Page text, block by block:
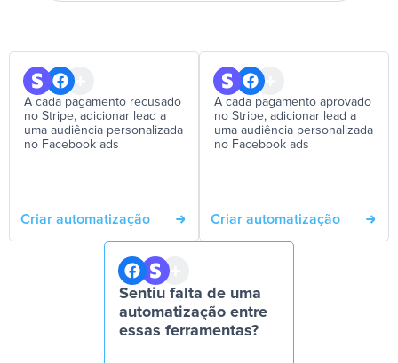
A cada pagamento recusado
no Stripe, adicionar lead a
uma audiência personalizada
no Facebook ads
Criar automatização
A cada pagamento aprovado
no Stripe, adicionar lead a
uma audiência personalizada
no Facebook ads
Criar automatização
Sentiu falta de uma
automatização entre
essas ferramentas?